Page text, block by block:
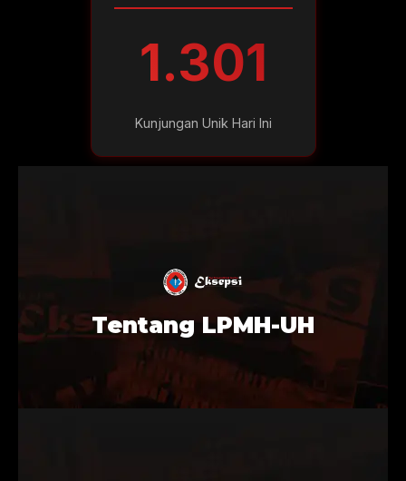
1.301
Kunjungan Unik Hari Ini
Tentang LPMH-UH